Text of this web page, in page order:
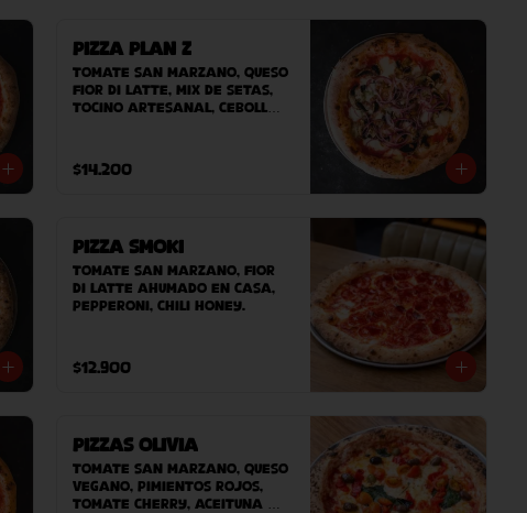
Pizza Plan Z
Tomate San Marzano, queso
Fior Di Latte, mix de setas,
tocino artesanal, cebolla,
$14.200
Pizza Smoki
Tomate san marzano, fior
di latte ahumado en casa,
pepperoni, chili honey.
$12.900
Pizzas Olivia
Tomate San Marzano, Queso
Vegano, pimientos rojos,
tomate Cherry, aceituna